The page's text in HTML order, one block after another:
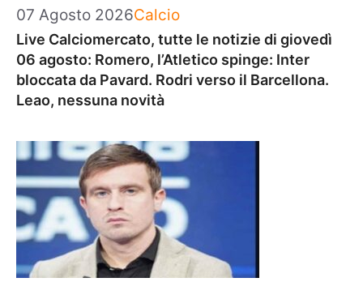
07 Agosto 2026Categorie
Calcio
Live Calciomercato, tutte le notizie di giovedì
06 agosto: Romero, l’Atletico spinge: Inter
bloccata da Pavard. Rodri verso il Barcellona.
Leao, nessuna novità